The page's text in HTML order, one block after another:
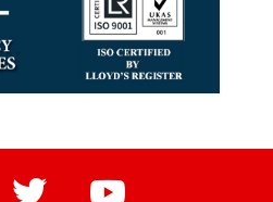
twitter